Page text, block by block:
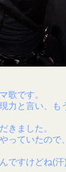
歌です。
力と言い、も
きました。
っていたので
ですけどね(汗